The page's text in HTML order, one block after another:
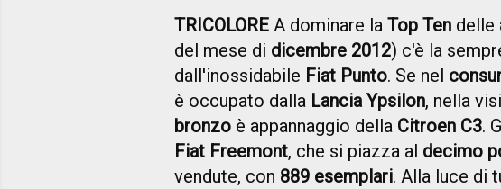
TRICOLORE A dominare la Top Ten delle
del mese di dicembre 2012) c'è la
dall'inossidabile Fiat Punto. Se nel
è occupato dalla Lancia Ypsilon, nella
bronzo è appannaggio della Citroen C3.
Fiat Freemont, che si piazza al decimo
vendute, con 889 esemplari. Alla luce di